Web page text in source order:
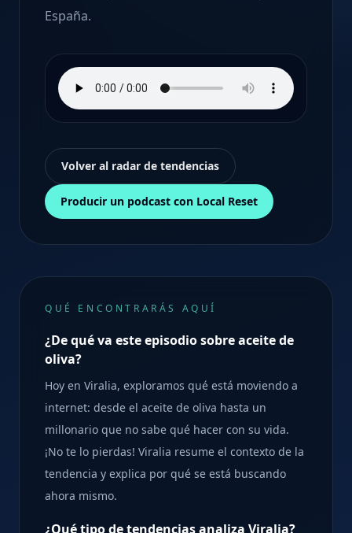
España.
Volver al radar de tendencias
Producir un podcast con Local Reset
QUÉ ENCONTRARÁS AQUÍ
¿De qué va este episodio sobre aceite de
oliva?
Hoy en Viralia, exploramos qué está moviendo a
internet: desde el aceite de oliva hasta un
millonario que no sabe qué hacer con su vida.
¡No te lo pierdas! Viralia resume el contexto de la
tendencia y explica por qué se está buscando
ahora mismo.
¿Qué tipo de tendencias analiza Viralia?